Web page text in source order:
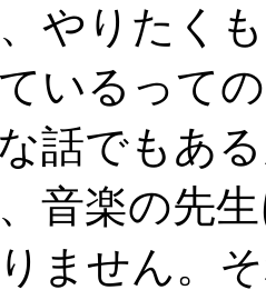
やりたく
いるって
話でもあ
音楽の先
ません。